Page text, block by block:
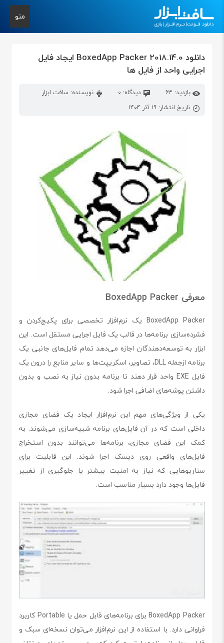
منو
دانلود BoxedApp Packer 2018.14.0 ایجاد فایل
اجرایی واحد از فایل ها
بازدید: 63 دیدگاه: 0
نویسنده: سافت ابزار
تاریخ انتشار: ۱۹ آذر ۱۴۰۴
معرفی BoxedApp Packer
BoxedApp Packer یک نرم‌افزار تخصصی برای پکیج‌کردن و
فشرده‌سازی برنامه‌ها در قالب یک فایل اجرایی مستقل است. این
ابزار به توسعه‌دهندگان اجازه می‌دهد تمام فایل‌های جانبی یک
برنامه ازجمله DLL، تصاویر، اسکریپت‌ها و سایر منابع را درون یک
فایل EXE واحد قرار دهند تا برنامه بدون نیاز به نصب و بدون
داشتن پوشه‌های اضافی اجرا شود.
یکی از ویژگی‌های مهم این نرم‌افزار ایجاد یک فضای مجازی
داخلی است که در آن فایل‌های برنامه شبیه‌سازی می‌شوند. به
کمک این فضای مجازی، برنامه‌ها می‌توانند بدون استخراج
فایل‌های واقعی روی دیسک اجرا شوند. این قابلیت برای
سناریوهایی که نیاز به امنیت بیشتر یا جلوگیری از تغییر
فایل‌ها وجود دارد بسیار مناسب است.
BoxedApp Packer برای برنامه‌های قابل حمل یا Portable کاربرد
فراوانی دارد. با استفاده از این نرم‌افزار می‌توان نسخه‌ای سبک و